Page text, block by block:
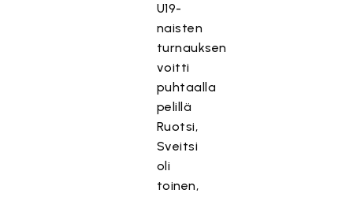
U19-
naisten
turnauksen
voitti
puhtaalla
pelillä
Ruotsi,
Sveitsi
oli
toinen,